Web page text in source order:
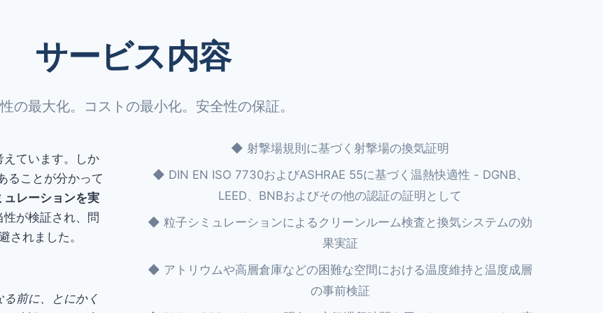
サービス内容
の最大化。コストの最小化。安全性の保証。
ています。しか
ることが分かって
レーションを実
性が検証され、問
されました。
る前に、とにかく
◆ 射撃場規則に基づく射撃場の換気証明
◆ DIN EN ISO 7730およびASHRAE 55に基づく温熱快適性 - DGNB、
LEED、BNBおよびその他の認証の証明として
◆ 粒子シミュレーションによるクリーンルーム検査と換気システムの効
果実証
◆ アトリウムや高層倉庫などの困難な空間における温度維持と温度成層
の事前検証